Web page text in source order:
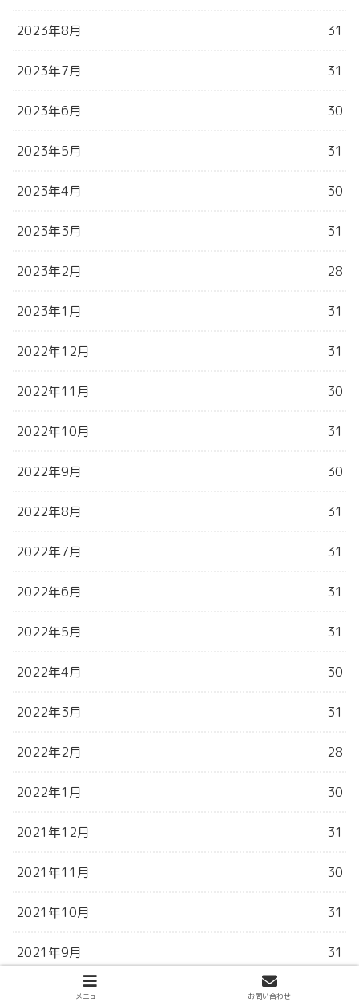
2023年8月 31
2023年7月 31
2023年6月 30
2023年5月 31
2023年4月 30
2023年3月 31
2023年2月 28
2023年1月 31
2022年12月 31
2022年11月 30
2022年10月 31
2022年9月 30
2022年8月 31
2022年7月 31
2022年6月 31
2022年5月 31
2022年4月 30
2022年3月 31
2022年2月 28
2022年1月 30
2021年12月 31
2021年11月 30
2021年10月 31
2021年9月 31
2021年8月メニュー お問い合わせ